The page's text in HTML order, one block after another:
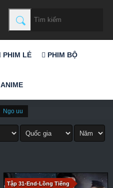
PHIM LẺ PHIM BỘ
ANIME
Ngo uu
Tập 31-End-Lồng Tiếng